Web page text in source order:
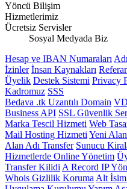
Yöncü Bilişim
Hizmetlerimiz
Ücretsiz Servisler
Sosyal Medyada Biz
Hesap ve IBAN Numaraları
İzinler İnsan Kaynakları
Üyelik Destek Sistemi Privacy
Kadromuz SSS
Bedava .tk Uzantılı Domain
Business API SSL Güvenlik
Marka Tescil Hizmeti Web
Mail Hosting Hizmeti Yeni
Alan Adı Transfer Sunucu
Hizmetlerde Online Yönetim
Transfer Kilidi A Record IP
Whois Gizlilik Koruma Alt İsim